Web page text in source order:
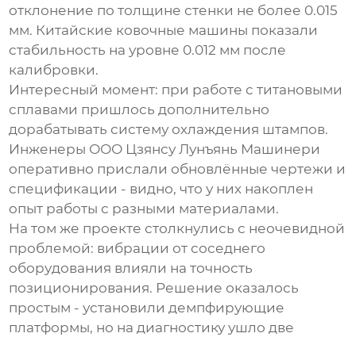
отклонение по толщине стенки не более 0.015
мм. Китайские ковочные машины показали
стабильность на уровне 0.012 мм после
калибровки.
Интересный момент: при работе с титановыми
сплавами пришлось дополнительно
дорабатывать систему охлаждения штампов.
Инженеры ООО Цзянсу Лунъянь Машинери
оперативно прислали обновлённые чертежи и
спецификации - видно, что у них накоплен
опыт работы с разными материалами.
На том же проекте столкнулись с неочевидной
проблемой: вибрации от соседнего
оборудования влияли на точность
позиционирования. Решение оказалось
простым - установили демпфирующие
платформы, но на диагностику ушло две